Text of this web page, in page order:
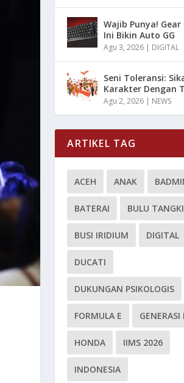
Wajib Punya!
Ini Bikin Auto GG
Agu 3, 2026 | DIGITAL
Seni Toleransi:
Karakter Dengan
Agu 2, 2026 | NEWS
ARTIKEL TAG
ACEH ANAK
BATERAI BULU
BUSI IRIDIUM DIGITAL
DUCATI
DUKUNGAN PSIKOLOGIS
FORMULA E
HONDA IIMS 2026
INDONESIA